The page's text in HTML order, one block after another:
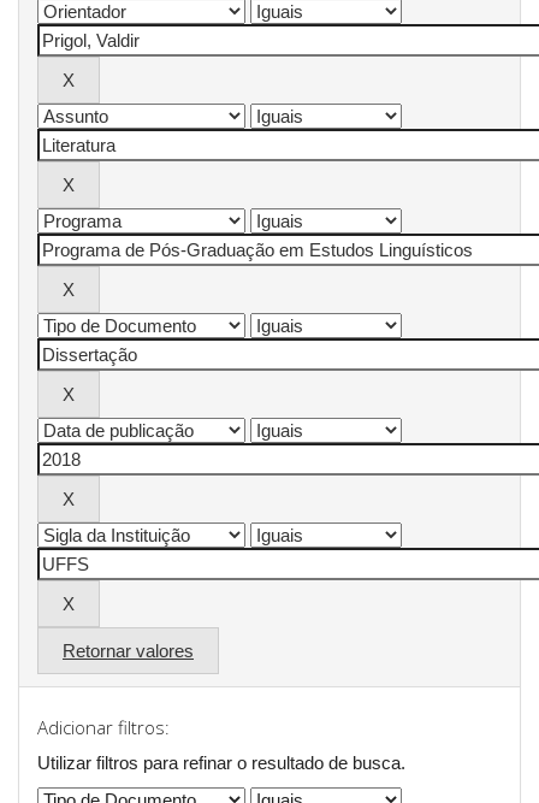
Retornar valores
Adicionar filtros:
Utilizar filtros para refinar o resultado de busca.